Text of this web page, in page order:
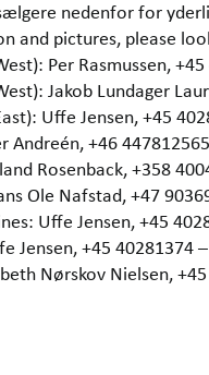
nedenfor for
and pictures, please
Per Rasmussen,
Jakob Lundager
Uffe Jensen, +45
Andreén, +46
Rosenback, +358
Ole Nafstad, +47
Uffe Jensen, +45
Jensen, +45 40281374
Nørskov Nielsen,